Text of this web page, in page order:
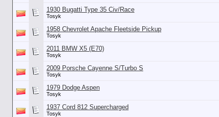
1930 Bugatti Type 35 Civ/Race
Tosyk
1958 Chevrolet Apache Fleetside Pickup
Tosyk
2011 BMW X5 (E70)
Tosyk
2009 Porsche Cayenne S/Turbo S
Tosyk
1979 Dodge Aspen
Tosyk
1937 Cord 812 Supercharged
Tosyk